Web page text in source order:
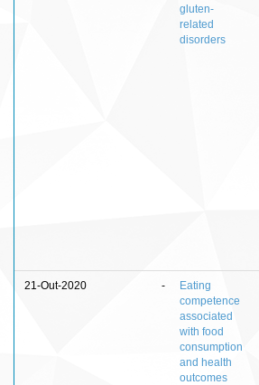
gluten-
related
disorders
21-Out-2020 -
Eating
competence
associated
with food
consumption
and health
outcomes